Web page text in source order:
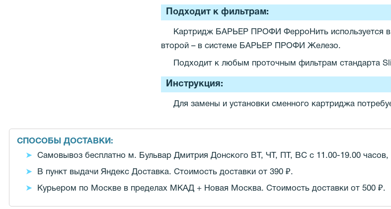
Подходит к фильтрам:
Картридж БАРЬЕР ПРОФИ ФерроНить используется в
второй – в системе БАРЬЕР ПРОФИ Железо.
Подходит к любым проточным фильтрам стандарта
Инструкция:
Для замены и установки сменного картриджа
СПОСОБЫ ДОСТАВКИ:
Самовывоз бесплатно м. Бульвар Дмитрия Донского ВТ, ЧТ, ПТ, ВС с 11.00-19.00 часов,
В пункт выдачи Яндекс Доставка. Стоимость доставки от 390 ₽.
Курьером по Москве в пределах МКАД + Новая Москва. Стоимость доставки от 500 ₽.